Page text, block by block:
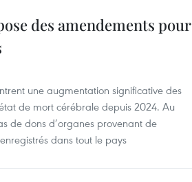
des amendements pour
une augmentation significative des
de mort cérébrale depuis 2024. Au
de dons d’organes provenant de
dans tout le pays